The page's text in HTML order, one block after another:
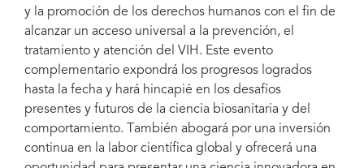
y la promoción de los derechos humanos con el fin de
alcanzar un acceso universal a la prevención, el
tratamiento y atención del VIH. Este evento
complementario expondrá los progresos logrados
hasta la fecha y hará hincapié en los desafíos
presentes y futuros de la ciencia biosanitaria y del
comportamiento. También abogará por una inversión
continua en la labor científica global y ofrecerá una